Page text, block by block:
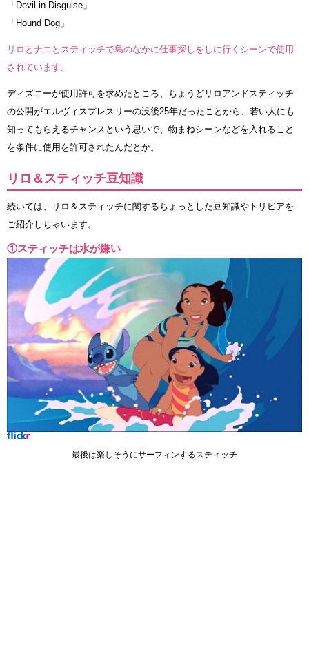
「Devil in Disguise」
「Hound Dog」
リロとナニとスティッチで島のなかに仕事探しをしに行くシーンで使用
されています。
ディズニーが使用許可を求めたところ、ちょうどリロアンドスティッチ
の公開がエルヴィスプレスリーの没後25年だったことから、若い人にも
知ってもらえるチャンスという思いで、物まねシーンなどを入れること
を条件に使用を許可されたんだとか。
リロ＆スティッチ豆知識
続いては、リロ＆スティッチに関するちょっとした豆知識やトリビアを
ご紹介しちゃいます。
①スティッチは水が嫌い
最後は楽しそうにサーフィンするスティッチ